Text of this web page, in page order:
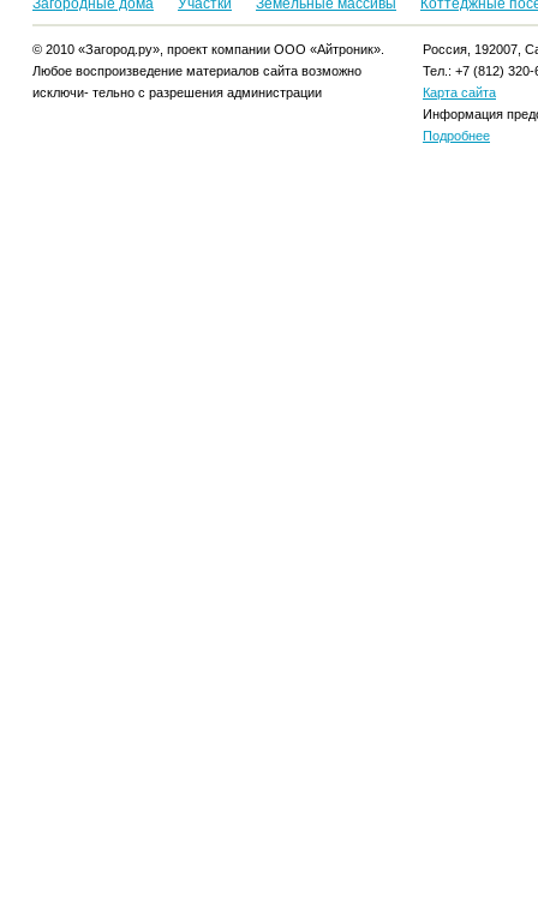
Загородные дома Участки Земельные массивы Коттеджные
© 2010 «Загород.ру», проект компании ООО «Айтроник».
Любое воспроизведение материалов сайта возможно
исключи- тельно с разрешения администрации
Россия, 192007,
Тел.: +7 (812) 320-
Карта сайта
Информация
Подробнее